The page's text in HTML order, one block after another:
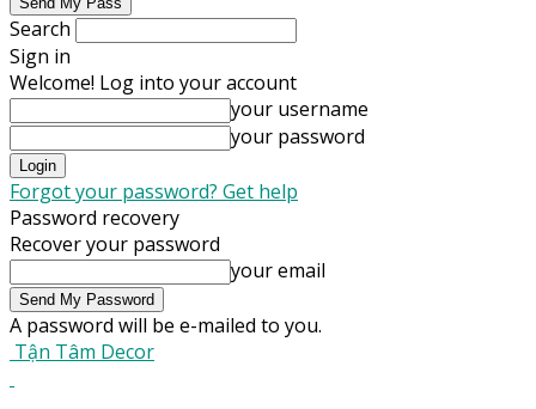
Search
Sign in
Welcome! Log into your account
your username
your password
Forgot your password? Get help
Password recovery
Recover your password
your email
A password will be e-mailed to you.
Tận Tâm Decor